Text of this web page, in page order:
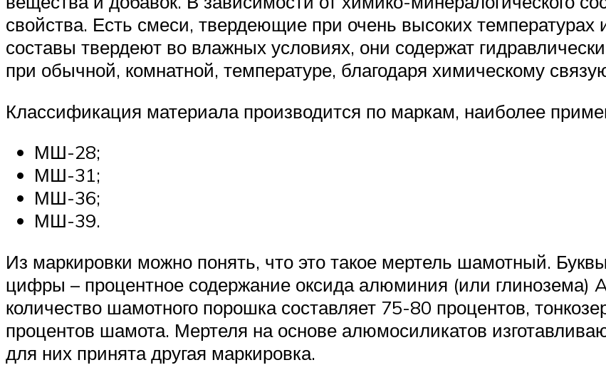
свойства. Есть смеси, твердеющие при очень высоких
составы твердеют во влажных условиях, они содержат
при обычной, комнатной, температуре, благодаря химическому
Классификация материала производится по маркам, наиболее
МШ-28;
МШ-31;
МШ-36;
МШ-39.
Из маркировки можно понять, что это такое мертель шамотный.
цифры – процентное содержание оксида алюминия (или глинозема)
количество шамотного порошка составляет 75-80 процентов,
процентов шамота. Мертеля на основе алюмосиликатов
для них принята другая маркировка.